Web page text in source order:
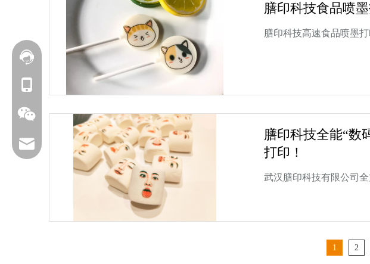
膳印科技食品喷
膳印科技高速食品喷墨
膳印科技全能“数
打印！
武汉膳印科技有限公司
1 2
联系我们
+86 177-6239-1685
service@foodarttech.com